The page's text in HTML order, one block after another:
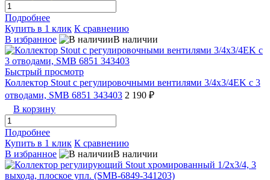
Подробнее
Купить в 1 клик К сравнению
В избранное
В наличии
Быстрый просмотр
Коллектор Stout с регулировочными вентилями 3/4x3/4EK с 3
отводами, SMB 6851 343403 2 190 ₽
В корзину
Подробнее
Купить в 1 клик К сравнению
В избранное
В наличии